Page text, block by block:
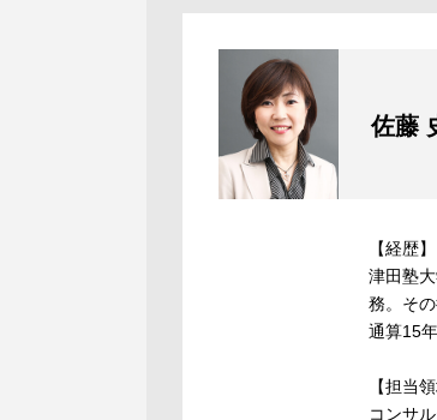
佐藤
【経歴】
津田塾
務。そ
通算15
【担当
コンサ